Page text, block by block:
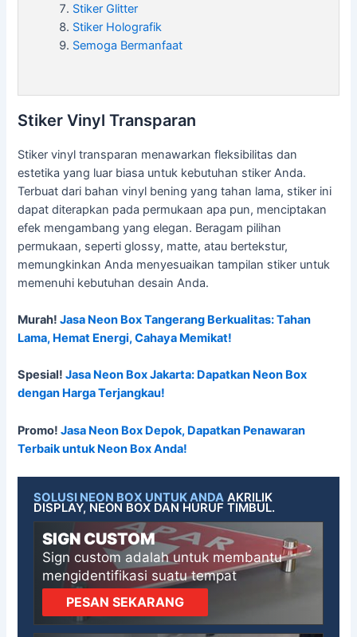
Stiker Glitter
Stiker Holografik
Semoga Bermanfaat
Stiker Vinyl Transparan
Stiker vinyl transparan menawarkan fleksibilitas dan
estetika yang luar biasa untuk kebutuhan stiker Anda.
Terbuat dari bahan vinyl bening yang tahan lama, stiker ini
dapat diterapkan pada permukaan apa pun, menciptakan
efek mengambang yang elegan. Beragam pilihan
permukaan, seperti glossy, matte, atau bertekstur,
memungkinkan Anda menyesuaikan tampilan stiker untuk
memenuhi kebutuhan desain Anda.
Murah!Jasa Neon Box Tangerang Berkualitas: Tahan
Lama, Hemat Energi, Cahaya Memikat!
Spesial!Jasa Neon Box Jakarta: Dapatkan Neon Box
dengan Harga Terjangkau!
Promo!Jasa Neon Box Depok, Dapatkan Penawaran
Terbaik untuk Neon Box Anda!
SOLUSI NEON BOX UNTUK ANDA AKRILIK
DISPLAY, NEON BOX DAN HURUF TIMBUL.
SIGN CUSTOM
Sign custom adalah untuk membantu
mengidentifikasi suatu tempat
PESAN SEKARANG